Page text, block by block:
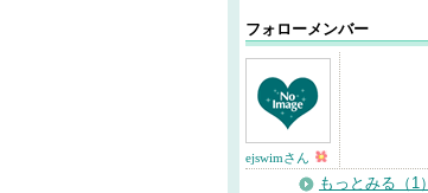
フォローメンバー
ejswimさん
もっとみる（1）